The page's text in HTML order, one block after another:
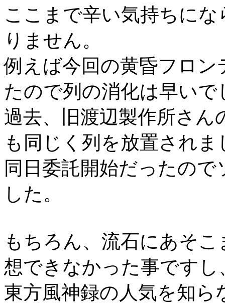
ここまで辛い気持ちに
りません。
例えば今回の黄昏フロ
たので列の消化は早いで
過去、旧渡辺製作所さ
も同じく列を放置されま
同日委託開始だったの
した。
もちろん、流石にあそ
想できなかった事ですし
東方風神録の人気を知